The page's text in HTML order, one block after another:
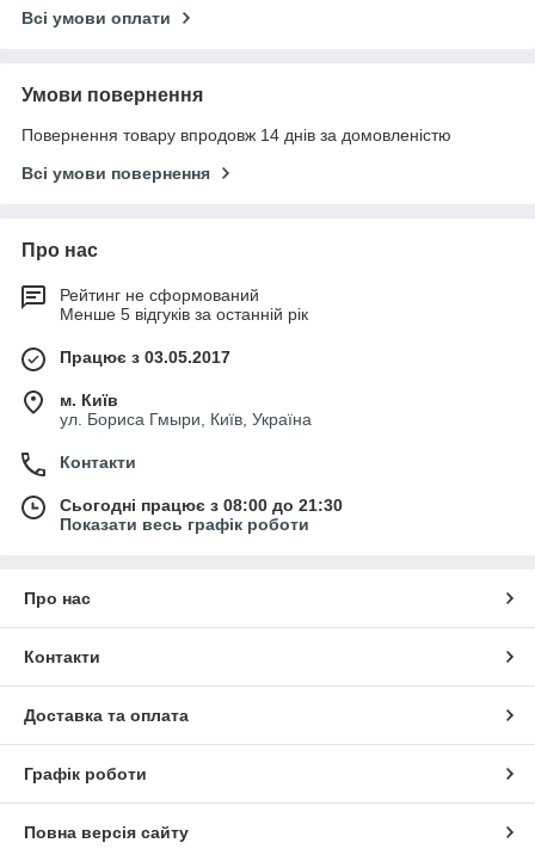
Всі умови оплати
Умови повернення
Повернення товару впродовж 14 днів за домовленістю
Всі умови повернення
Про нас
Рейтинг не сформований
Менше 5 відгуків за останній рік
Працює з 03.05.2017
м. Київ
ул. Бориса Гмыри, Київ, Україна
Контакти
Сьогодні працює з 08:00 до 21:30
Показати весь графік роботи
Про нас
Контакти
Доставка та оплата
Графік роботи
Повна версія сайту